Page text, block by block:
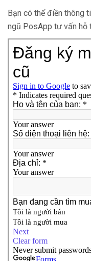
Bạn có thể điền
ngũ PosApp tư vấn hỗ